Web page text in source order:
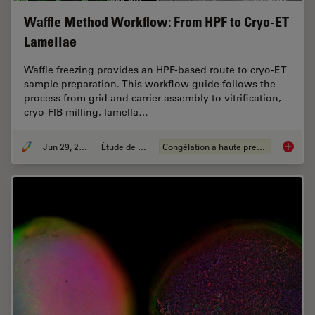
Waffle Method Workflow: From HPF to Cryo-ET
Lamellae
Waffle freezing provides an HPF-based route to cryo-ET
sample preparation. This workflow guide follows the
process from grid and carrier assembly to vitrification,
cryo-FIB milling, lamella…
Jun 29, 2026 Étude de cas Congélation à haute pression Waffle